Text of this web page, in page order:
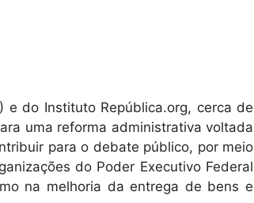
e do Instituto República.org, cerca de
uma reforma administrativa voltada
para o debate público, por meio
do Poder Executivo Federal
na melhoria da entrega de bens e